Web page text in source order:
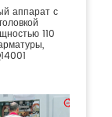
аппарат с
110